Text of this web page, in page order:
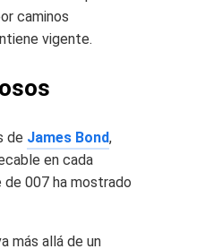
caminos
vigente.
de James Bond,
en cada
007 ha mostrado
más allá de un